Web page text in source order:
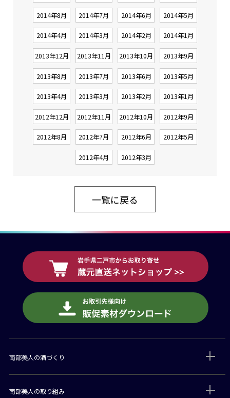
2014年8月 2014年7月 2014年6月 2014年5月
2014年4月 2014年3月 2014年2月 2014年1月
2013年12月 2013年11月 2013年10月 2013年9月
2013年8月 2013年7月 2013年6月 2013年5月
2013年4月 2013年3月 2013年2月 2013年1月
2012年12月 2012年11月 2012年10月 2012年9月
2012年8月 2012年7月 2012年6月 2012年5月
2012年4月 2012年3月
一覧に戻る
南部美人の酒づくり
南部美人の取り組み